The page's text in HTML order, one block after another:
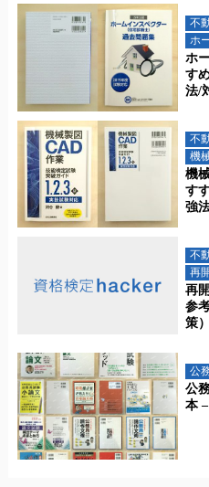
不
ホ
ホ
す
法/
不
機
機
す
強
不
再
再
参
策）
公
公
本